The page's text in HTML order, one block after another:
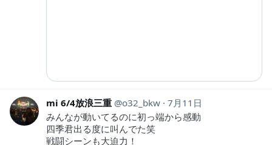
mi ‍6/4放浪三重 o32_bkw 7月11日
みんなが動いてるのに初っ端から感動
四季君出る度に叫んでた笑
戦闘シーンも大迫力！